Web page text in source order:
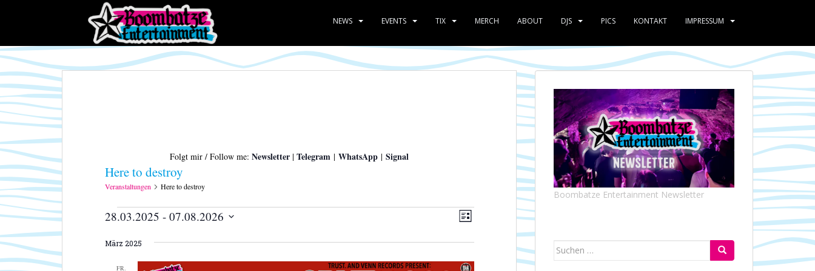
p
t
o
m
a
c
t
e
n
NEWS EVENTS TIX MERCH ABOUT DJS PICS KONTAKT IMPRESSUM
Folgt mir / Follow me: Newsletter | Telegram | WhatsApp | Signal
Here to destroy
Veranstaltungen Here to destroy
Veranstaltungen
A
s
i
V
e
r
n
L
S
E
28.03.2025 - 07.08.2026
a
März 2025
FR.
Boombatze Entertainment Newsletter
Suchen